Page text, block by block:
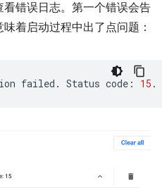
看错误日志。第一个错误会告
着启动过程中出了点问题：
failed. Status code: 15